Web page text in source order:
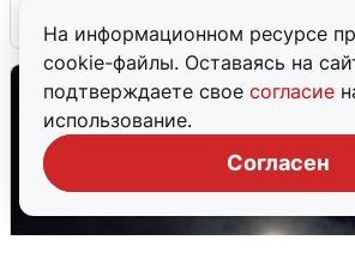
На информационном ресурсе
cookie-файлы. Оставаясь на
подтверждаете свое согласие
использование.
Согласен